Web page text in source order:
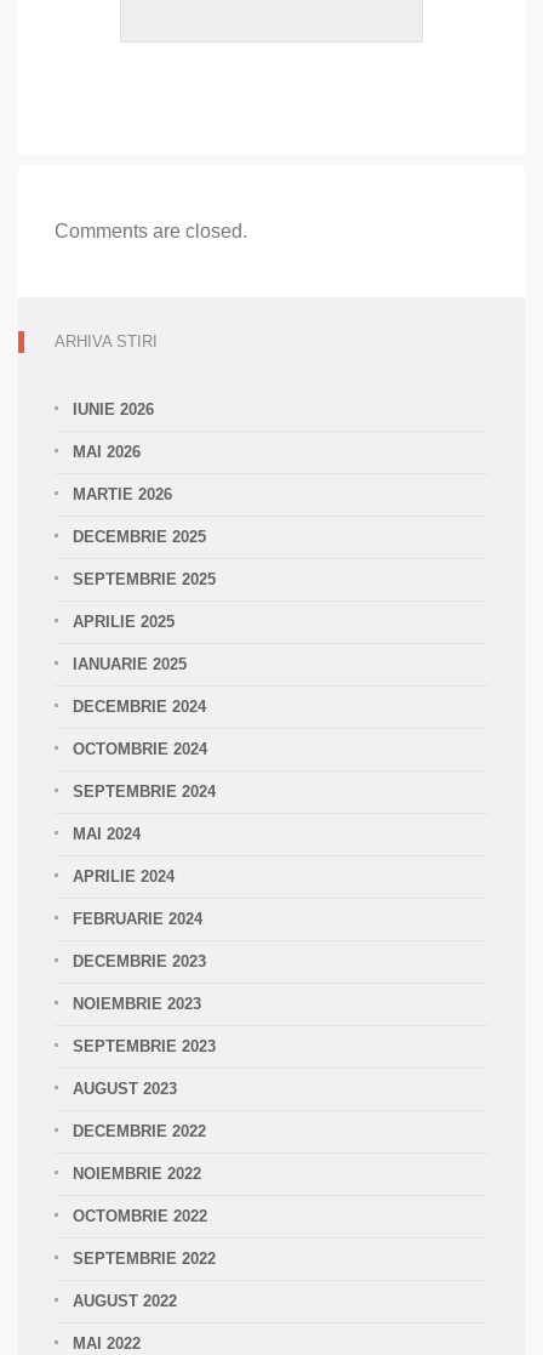
Comments are closed.
ARHIVA STIRI
IUNIE 2026
MAI 2026
MARTIE 2026
DECEMBRIE 2025
SEPTEMBRIE 2025
APRILIE 2025
IANUARIE 2025
DECEMBRIE 2024
OCTOMBRIE 2024
SEPTEMBRIE 2024
MAI 2024
APRILIE 2024
FEBRUARIE 2024
DECEMBRIE 2023
NOIEMBRIE 2023
SEPTEMBRIE 2023
AUGUST 2023
DECEMBRIE 2022
NOIEMBRIE 2022
OCTOMBRIE 2022
SEPTEMBRIE 2022
AUGUST 2022
MAI 2022